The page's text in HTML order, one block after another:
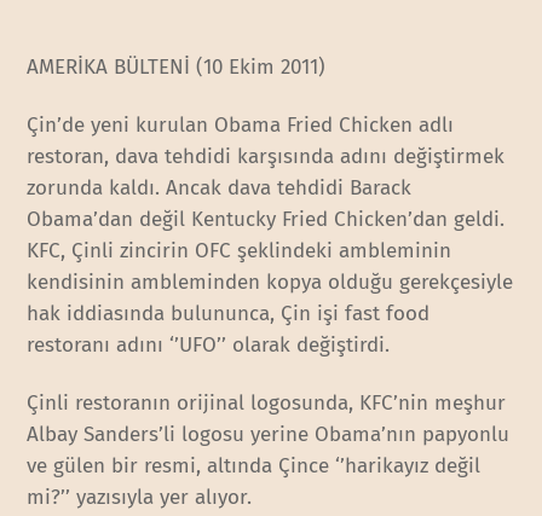
AMERİKA BÜLTENİ (10 Ekim 2011)
Çin’de yeni kurulan Obama Fried Chicken adlı
restoran, dava tehdidi karşısında adını değiştirmek
zorunda kaldı. Ancak dava tehdidi Barack
Obama’dan değil Kentucky Fried Chicken’dan geldi.
KFC, Çinli zincirin OFC şeklindeki ambleminin
kendisinin ambleminden kopya olduğu gerekçesiyle
hak iddiasında bulununca, Çin işi fast food
restoranı adını ‘’UFO’’ olarak değiştirdi.
Çinli restoranın orijinal logosunda, KFC’nin meşhur
Albay Sanders’li logosu yerine Obama’nın papyonlu
ve gülen bir resmi, altında Çince ‘’harikayız değil
mi?’’ yazısıyla yer alıyor.